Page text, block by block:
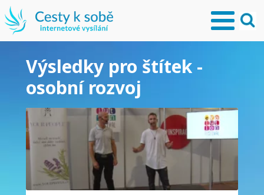
Výsledky pro štítek -
osobní rozvoj